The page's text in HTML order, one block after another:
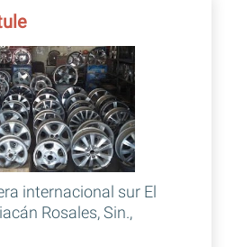
internacional sur El
Rosales, Sin.,